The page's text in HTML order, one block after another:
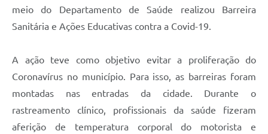
Audiências Públicas
Sessão Plenária
Galeria de Fotos
Vereadores
Galeria de Presidentes
meio do Departamento de Saúde realizou Barreira
Sanitária e Ações Educativas contra a Covid-19.
A ação teve como objetivo evitar a proliferação do
Coronavírus no município. Para isso, as barreiras foram
montadas nas entradas da cidade. Durante o
rastreamento clínico, profissionais da saúde fizeram
aferição de temperatura corporal do motorista e